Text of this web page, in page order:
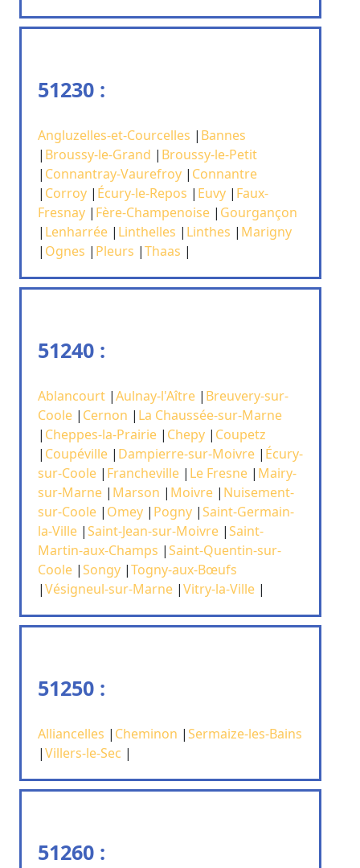
51230 :
Angluzelles-et-Courcelles | Bannes
| Broussy-le-Grand | Broussy-le-Petit
| Connantray-Vaurefroy | Connantre
| Corroy | Écury-le-Repos | Euvy | Faux-
Fresnay | Fère-Champenoise | Gourgançon
| Lenharrée | Linthelles | Linthes | Marigny
| Ognes | Pleurs |Thaas |
51240 :
Ablancourt |Aulnay-l'Aître | Breuvery-sur-
Coole | Cernon | La Chaussée-sur-Marne
| Cheppes-la-Prairie | Chepy | Coupetz
| Coupéville | Dampierre-sur-Moivre | Écury-
sur-Coole | Francheville | Le Fresne | Mairy-
sur-Marne | Marson | Moivre | Nuisement-
sur-Coole | Omey | Pogny |Saint-Germain-
la-Ville |Saint-Jean-sur-Moivre |Saint-
Martin-aux-Champs |Saint-Quentin-sur-
Coole |Songy |Togny-aux-Bœufs
|Vésigneul-sur-Marne |Vitry-la-Ville |
51250 :
Alliancelles | Cheminon |Sermaize-les-Bains
|Villers-le-Sec |
51260 :